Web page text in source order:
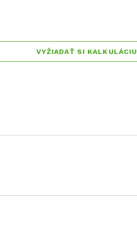
VYŽIADAŤ SI KALKULÁCIU